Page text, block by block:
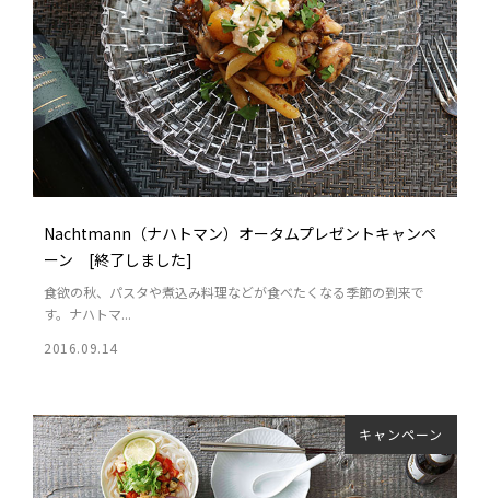
Nachtmann（ナハトマン）オータムプレゼントキャンペ
ーン [終了しました]
食欲の秋、パスタや煮込み料理などが食べたくなる季節の到来で
す。ナハトマ...
2016.09.14
キャンペーン